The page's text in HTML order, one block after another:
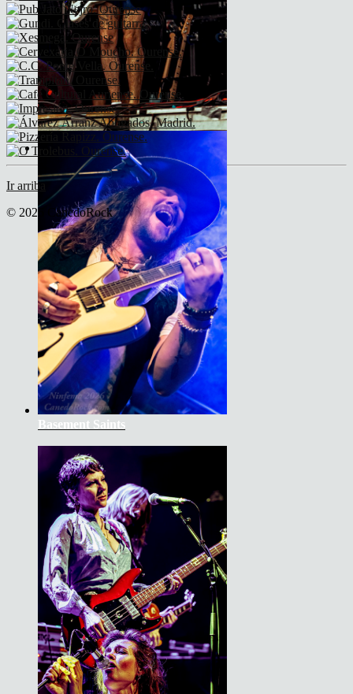
Son do Camiño
Basement Saints
Ir arriba
© 2026 CanedoRock